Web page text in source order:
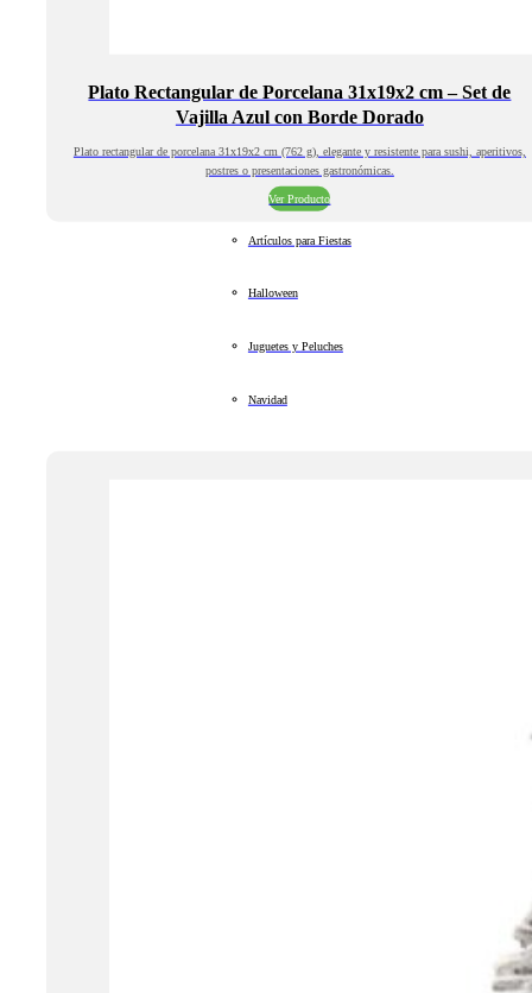
Plato Rectangular de Porcelana 31x19x2 cm – Set de
Vajilla Azul con Borde Dorado
Plato rectangular de porcelana 31x19x2 cm (762 g), elegante y resistente para sushi, aperitivos,
postres o presentaciones gastronómicas.
Ver Producto
Artículos para Fiestas
Halloween
Juguetes y Peluches
Navidad